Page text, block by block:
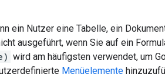
ein Nutzer eine Tabelle, ein
ausgeführt, wenn Sie auf ein
wird am häufigsten verwendet, um
Menüelemente